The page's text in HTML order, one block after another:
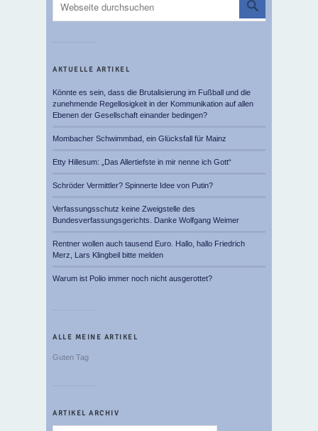
AKTUELLE ARTIKEL
Könnte es sein, dass die Brutalisierung im Fußball und die
zunehmende Regellosigkeit in der Kommunikation auf allen
Ebenen der Gesellschaft einander bedingen?
Mombacher Schwimmbad, ein Glücksfall für Mainz
Etty Hillesum: „Das Allertiefste in mir nenne ich Gott“
Schröder Vermittler? Spinnerte Idee von Putin?
Verfassungsschutz keine Zweigstelle des
Bundesverfassungsgerichts. Danke Wolfgang Weimer
Rentner wollen auch tausend Euro. Hallo, hallo Friedrich
Merz, Lars Klingbeil bitte melden
Warum ist Polio immer noch nicht ausgerottet?
ALLE MEINE ARTIKEL
Guten Tag
ARTIKEL ARCHIV